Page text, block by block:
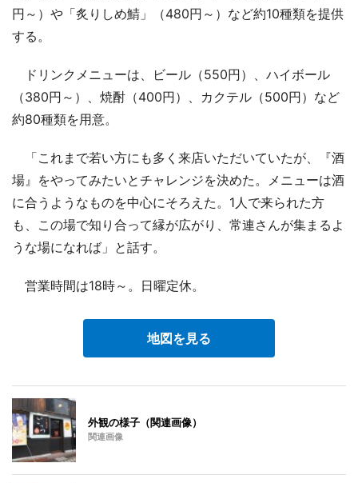
円～）や「炙りしめ鯖」（480円～）など約10種類を提供
する。
ドリンクメニューは、ビール（550円）、ハイボール
（380円～）、焼酎（400円）、カクテル（500円）など
約80種類を用意。
「これまで若い方にも多く来店いただいていたが、『酒
場』をやってみたいとチャレンジを決めた。メニューは酒
に合うようなものを中心にそろえた。1人で来られた方
も、この場で知り合って縁が広がり、常連さんが集まるよ
うな場になれば」と話す。
営業時間は18時～。日曜定休。
地図を見る
外観の様子（関連画像）
関連画像